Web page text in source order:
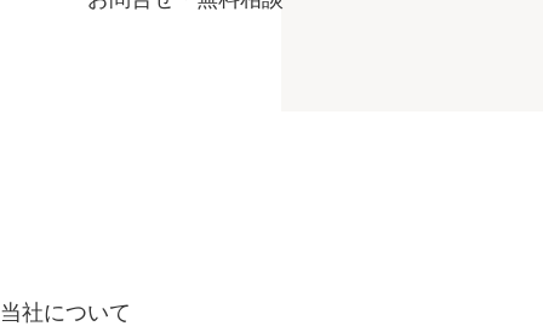
当社について